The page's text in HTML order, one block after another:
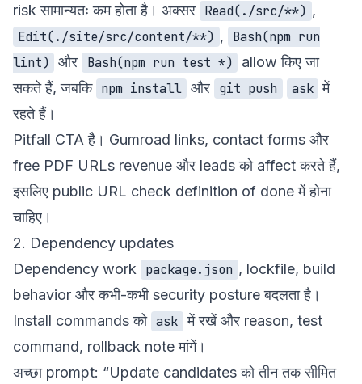
risk सामान्यतः कम होता है। अक्सर Read(./src/**) ,
Edit(./site/src/content/**) ,
Bash(npm run
lint) और Bash(npm run test *)
allow किए जा
सकते हैं, जबकि npm install और git push ask में
रहते हैं।
Pitfall CTA है। Gumroad links, contact forms और
free PDF URLs revenue और leads को affect करते हैं,
इसलिए public URL check definition of done में होना
चाहिए।
2. Dependency updates
Dependency work
package.json , lockfile, build
behavior और कभी-कभी security posture बदलता है।
Install commands को ask में रखें और reason, test
command, rollback note मांगें।
अच्छा prompt: “Update candidates को तीन तक सीमित